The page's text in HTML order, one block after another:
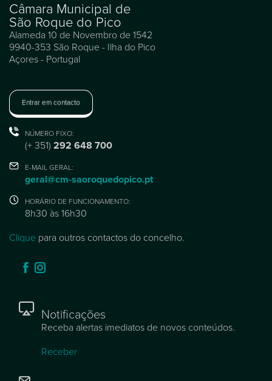
Câmara Municipal de
São Roque do Pico
Alameda 10 de Novembro de 1542
9940-353 São Roque - Ilha do Pico
Açores - Portugal
Entrar em contacto
NÚMERO FIXO:
(+ 351) 292 648 700
E-MAIL GERAL:
geral@cm-saoroquedopico.pt
HORÁRIO DE FUNCIONAMENTO:
8h30 às 16h30
Clique para outros contactos do concelho.
Notificações
Receba alertas imediatos de novos conteúdos.
Receber